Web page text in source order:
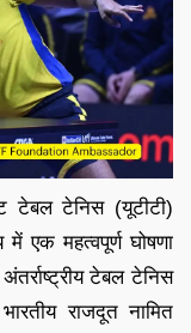
टेबल टेनिस (यूटीटी)
एक महत्वपूर्ण घोषणा
टेबल टेनिस
राजदूत नामित